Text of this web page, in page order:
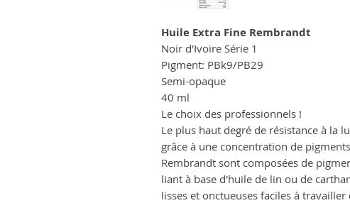
Huile Extra Fine Rembrandt
Noir d'Ivoire Série 1
Pigment: PBk9/PB29
Semi-opaque
40 ml
Le choix des professionnels !
Le plus haut degré de résistance à la
grâce à une concentration de
Rembrandt sont composées de
liant à base d'huile de lin ou de
lisses et onctueuses faciles à travailler